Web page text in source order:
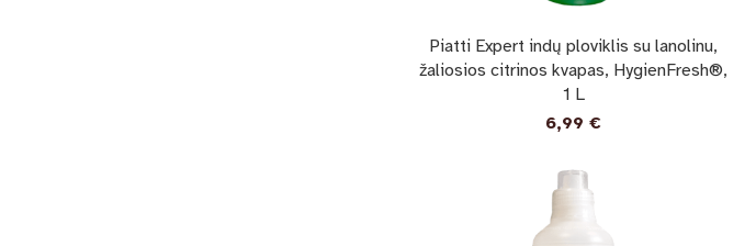
Piatti Expert indų ploviklis su lanolinu,
žaliosios citrinos kvapas, HygienFresh®,
1 L
6,99€